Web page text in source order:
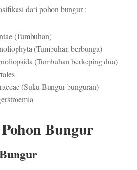
dari pohon bungur :
(Tumbuhan)
(Tumbuhan berbunga)
(Tumbuhan berkeping dua)
(Suku Bungur-bunguran)
Bungur